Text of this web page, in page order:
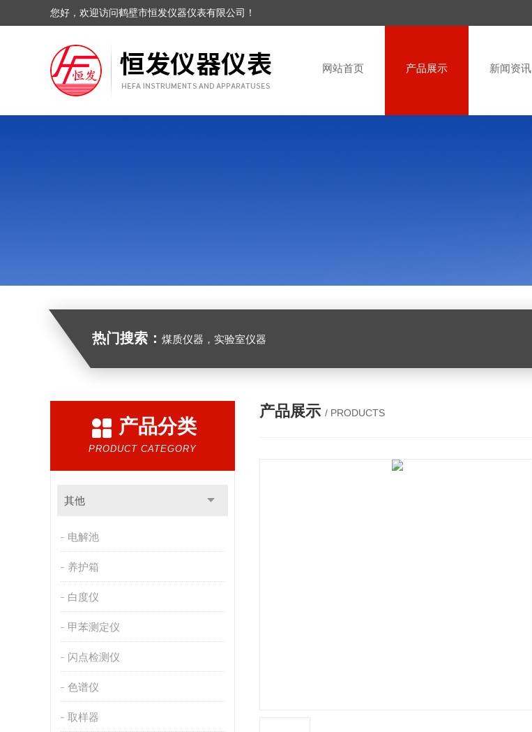
您好，欢迎访问鹤壁市恒发仪器仪表有限公司！
网站首页 产品展示 新闻资讯
热门搜索： 煤质仪器，实验室仪器
产品分类
PRODUCT CATEGORY
其他
电解池
养护箱
白度仪
甲苯测定仪
闪点检测仪
色谱仪
取样器
产品展示 / PRODUCTS